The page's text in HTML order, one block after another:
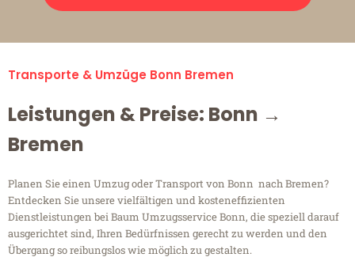
Transporte & Umzüge Bonn Bremen
Leistungen & Preise: Bonn →
Bremen
Planen Sie einen Umzug oder Transport von Bonn nach Bremen?
Entdecken Sie unsere vielfältigen und kosteneffizienten
Dienstleistungen bei Baum Umzugsservice Bonn, die speziell darauf
ausgerichtet sind, Ihren Bedürfnissen gerecht zu werden und den
Übergang so reibungslos wie möglich zu gestalten.